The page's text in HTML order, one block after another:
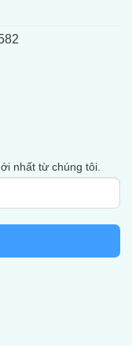
nhất từ chúng tôi.